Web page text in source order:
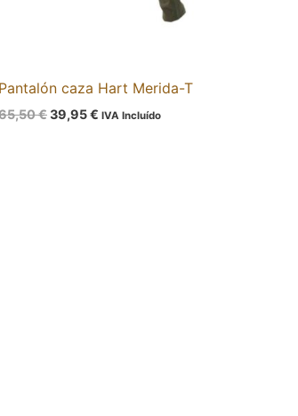
Pantalón caza Hart Merida-T
€39,95€ IVA Incluído